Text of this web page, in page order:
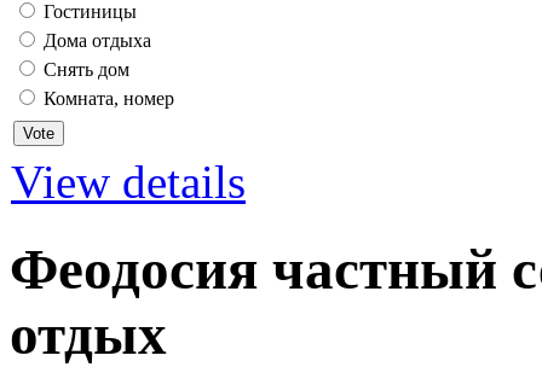
Гостиницы
Дома отдыха
Снять дом
Комната, номер
View details
Феодосия частный
отдых